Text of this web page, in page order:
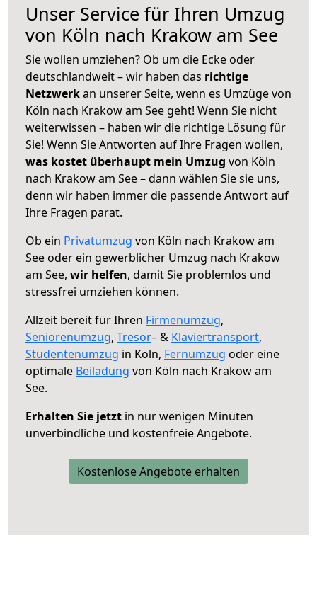
Unser Service für Ihren Umzug
von Köln nach Krakow am See
Sie wollen umziehen? Ob um die Ecke oder
deutschlandweit – wir haben das richtige
Netzwerkan unserer Seite, wenn es Umzüge von
Köln nach Krakow am See geht! Wenn Sie nicht
weiterwissen – haben wir die richtige Lösung für
Sie! Wenn Sie Antworten auf Ihre Fragen wollen,
was kostet überhaupt mein Umzug von Köln
nach Krakow am See – dann wählen Sie sie uns,
denn wir haben immer die passende Antwort auf
Ihre Fragen parat.
Ob ein Privatumzug von Köln nach Krakow am
See oder ein gewerblicher Umzug nach Krakow
am See, wir helfen, damit Sie problemlos und
stressfrei umziehen können.
Allzeit bereit für Ihren Firmenumzug,
Seniorenumzug, Tresor– & Klaviertransport,
Studentenumzug in Köln, Fernumzug oder eine
optimale Beiladung von Köln nach Krakow am
See.
Erhalten Sie jetzt in nur wenigen Minuten
unverbindliche und kostenfreie Angebote.
Kostenlose Angebote erhalten